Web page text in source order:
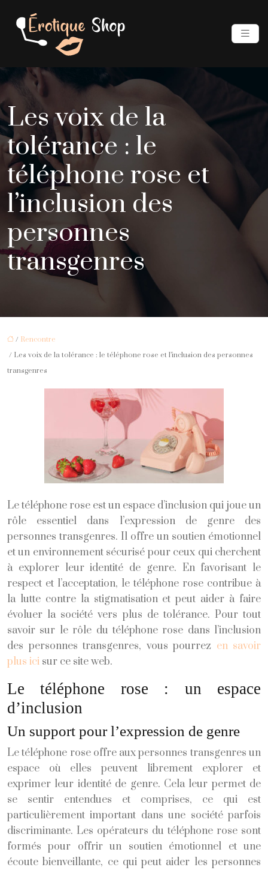
Les voix de la
tolérance : le
téléphone rose et
l’inclusion des
personnes
transgenres
/ Rencontre
/ Les voix de la tolérance : le téléphone rose et l’inclusion des personnes
transgenres
Le téléphone rose est un espace d’inclusion qui joue un
rôle essentiel dans l’expression de genre des
personnes transgenres. Il offre un soutien émotionnel
et un environnement sécurisé pour ceux qui cherchent
à explorer leur identité de genre. En favorisant le
respect et l’acceptation, le téléphone rose contribue à
la lutte contre la stigmatisation et peut aider à faire
évoluer la société vers plus de tolérance. Pour tout
savoir sur le rôle du téléphone rose dans l’inclusion
des personnes transgenres, vous pourrez en savoir
plus ici sur ce site web.
Le téléphone rose : un espace
d’inclusion
Un support pour l’expression de genre
Le téléphone rose offre aux personnes transgenres un
espace où elles peuvent librement explorer et
exprimer leur identité de genre. Cela leur permet de
se sentir entendues et comprises, ce qui est
particulièrement important dans une société parfois
discriminante. Les opérateurs du téléphone rose sont
formés pour offrir un soutien émotionnel et une
écoute bienveillante, ce qui peut aider les personnes